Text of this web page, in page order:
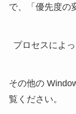
で、「優先度の
その他の
覧ください。